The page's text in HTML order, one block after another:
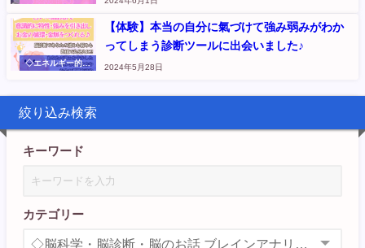
伝えます
◇エネルギー的お
【体験】本当の自分に氣づけて強み弱みがわか
ってしまう診断ツールに出会いました♪
2024年5月28日
絞り込み検索
キーワード
カテゴリー